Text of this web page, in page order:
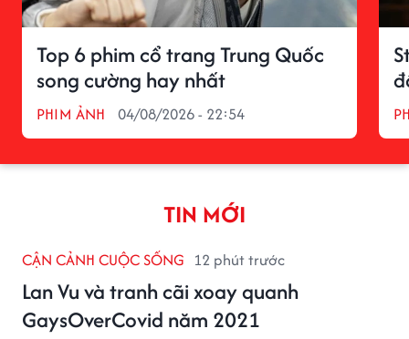
Top 6 phim cổ trang Trung Quốc
song cường hay nhất
PHIM ẢNH 04/08/2026 - 22:54
TIN MỚI
CẬN CẢNH CUỘC SỐNG 12 phút trước
Lan Vu và tranh cãi xoay quanh
GaysOverCovid năm 2021